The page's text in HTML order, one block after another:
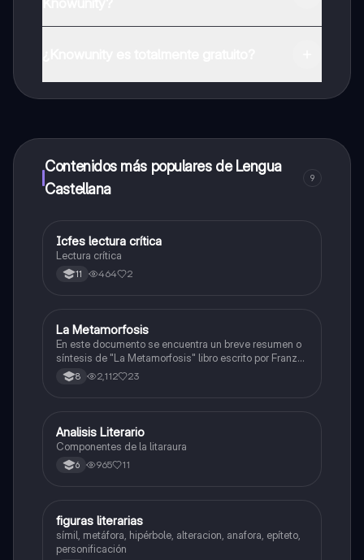
a determinadas funciones.
Contenidos más populares de Lengua
Castellana
9
Lengua Castellana
Icfes lectura crítica
Lectura crítica
11 464 2
Lengua Castellana
La Metamorfosis
En este documento se encuentra un breve resumen o
síntesis de "La Metamorfosis" libro escrito por Franz
Kafka en 1915.
8 2,112 23
Lengua Castellana
Analisis Literario
Componentes de la litaraura
6 965 11
FLengua Castellana
figuras literarias
símil, metáfora, hipérbole, alteracion, anafora, epíteto,
personificación